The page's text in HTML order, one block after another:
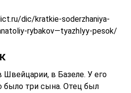
dic/kratkie-soderzhaniya-
rybakov—tyazhlyy-pesok/
Швейцарии, в Базеле. У его
было три сына. Отец был